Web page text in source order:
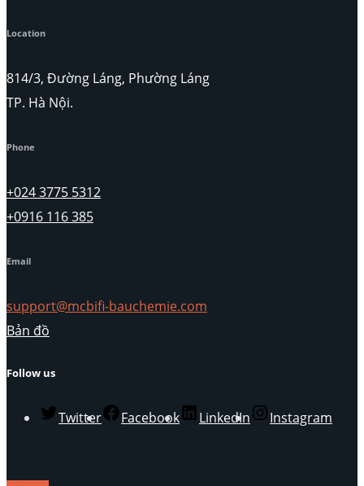
Location
814/3, Đường Láng, Phường Láng
TP. Hà Nội.
Phone
+024 3775 5312
+0916 116 385
Email
support@mcbifi-bauchemie.com
Bản đồ
Follow us
Twitter Facebook LinkedIn Instagram